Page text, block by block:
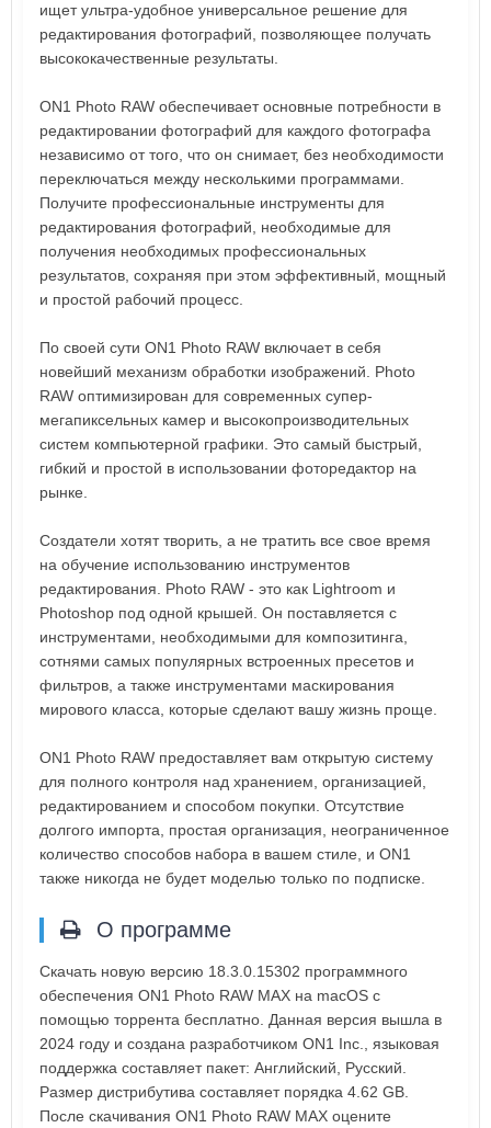
ищет ультра-удобное универсальное решение для
редактирования фотографий, позволяющее получать
высококачественные результаты.
ON1 Photo RAW обеспечивает основные потребности в
редактировании фотографий для каждого фотографа
независимо от того, что он снимает, без необходимости
переключаться между несколькими программами.
Получите профессиональные инструменты для
редактирования фотографий, необходимые для
получения необходимых профессиональных
результатов, сохраняя при этом эффективный, мощный
и простой рабочий процесс.
По своей сути ON1 Photo RAW включает в себя
новейший механизм обработки изображений. Photo
RAW оптимизирован для современных супер-
мегапиксельных камер и высокопроизводительных
систем компьютерной графики. Это самый быстрый,
гибкий и простой в использовании фоторедактор на
рынке.
Создатели хотят творить, а не тратить все свое время
на обучение использованию инструментов
редактирования. Photo RAW - это как Lightroom и
Photoshop под одной крышей. Он поставляется с
инструментами, необходимыми для композитинга,
сотнями самых популярных встроенных пресетов и
фильтров, а также инструментами маскирования
мирового класса, которые сделают вашу жизнь проще.
ON1 Photo RAW предоставляет вам открытую систему
для полного контроля над хранением, организацией,
редактированием и способом покупки. Отсутствие
долгого импорта, простая организация, неограниченное
количество способов набора в вашем стиле, и ON1
также никогда не будет моделью только по подписке.
О программе
Скачать новую версию 18.3.0.15302 программного
обеспечения ON1 Photo RAW MAX на macOS с
помощью торрента бесплатно. Данная версия вышла в
2024 году и создана разработчиком ON1 Inc., языковая
поддержка составляет пакет: Английский, Русский.
Размер дистрибутива составляет порядка 4.62 GB.
После скачивания ON1 Photo RAW MAX оцените